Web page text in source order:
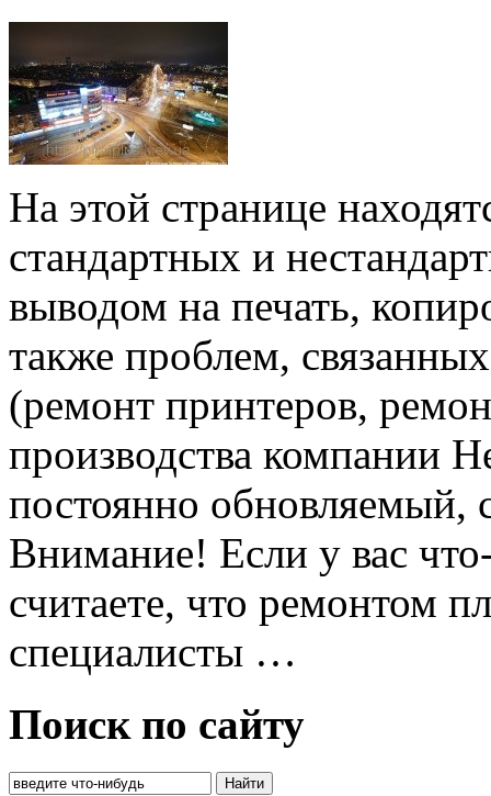
На этой странице
стандартных и
выводом на печать,
также проблем,
(ремонт принтеров,
производства компании
постоянно обновляемый,
Внимание! Если у вас
считаете, что ремонтом
специалисты …
Поиск по сайту